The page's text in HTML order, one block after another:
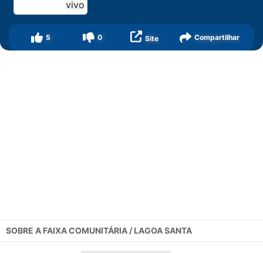
5 0 Site Compartilhar
SOBRE A FAIXA COMUNITÁRIA / LAGOA SANTA